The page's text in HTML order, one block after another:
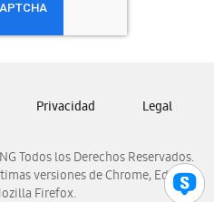
Nicaragua
Panamá
Venezuela
Todos los Derechos Reservados.
versiones de Chrome, Edge,
Firefox.
Privacidad Legal